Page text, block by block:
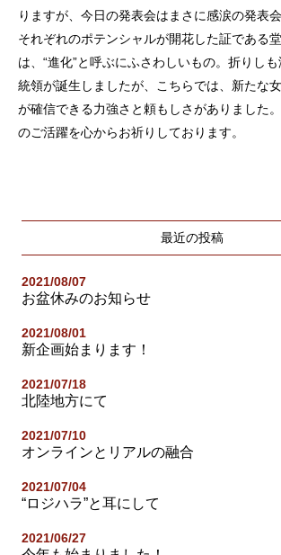
りますが、今日の発表会はまさに感涙の発表
それぞれのポテンシャルが開花した証である
は、“進化”と呼ぶにふさわしいもの。折りし
統領が誕生しましたが、こちらでは、新たな
が確信できる力強さと頼もしさがありました
のご活躍を心からお祈りしております。
最近の投稿
2021/08/07
お盆休みのお知らせ
2021/08/01
新企画始まります！
2021/07/18
北陸地方にて
2021/07/10
オンラインとリアルの融合
2021/07/04
“ロジハラ”と耳にして
2021/06/27